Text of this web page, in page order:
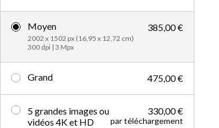
Vidéos d’actualités
Moyen
2002 x 1502 px (16,95 x 12,72 cm)
300 dpi | 3 Mpx
385,00 €
Grand 475,00 €
5 grandes images ou
vidéos 4K et HD
330,00 €
par téléchargement